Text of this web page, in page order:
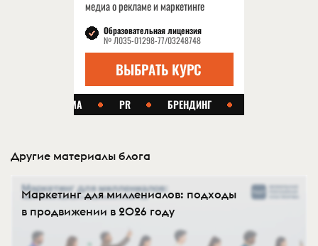
Другие материалы блога
Маркетинг для миллениалов: подходы
в продвижении в 2026 году